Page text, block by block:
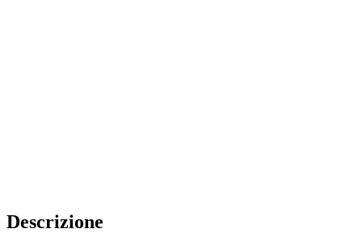
Descrizione